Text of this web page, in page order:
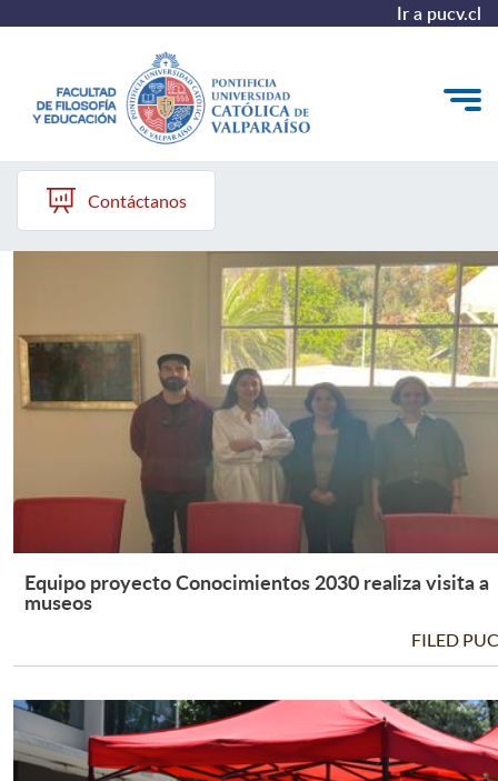
Ir a pucv.cl
Quiénes somos
Líneas de trabajo 2025-2028
Proyecto Conocimientos 2030
Reportes
Contáctanos
FILED PUCV
Leer Más +
Equipo proyecto Conocimientos 2030 realiza visita a
museos
FILED